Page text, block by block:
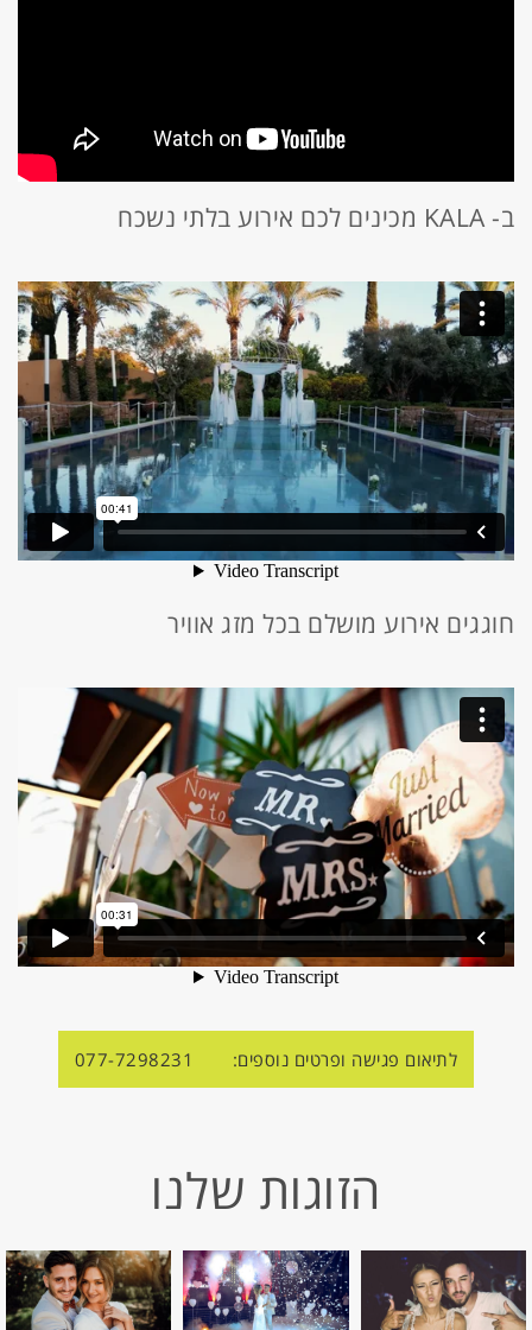
ב- KALA מכינים לכם אירוע בלתי נשכח
חוגגים אירוע מושלם בכל מזג אוויר
לתיאום פגישה ופרטים נוספים: 077-7298231
הזוגות שלנו